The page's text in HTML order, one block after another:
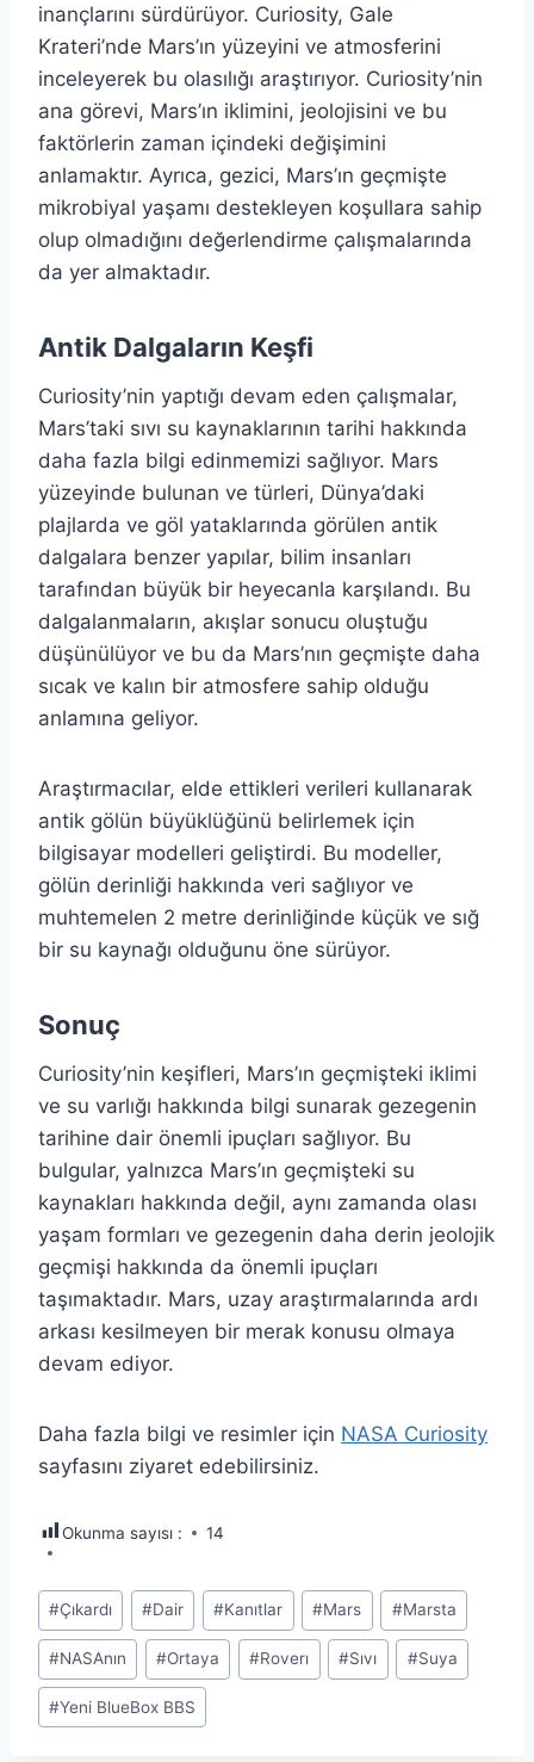
inançlarını sürdürüyor. Curiosity, Gale
Krateri’nde Mars’ın yüzeyini ve atmosferini
inceleyerek bu olasılığı araştırıyor. Curiosity’nin
ana görevi, Mars’ın iklimini, jeolojisini ve bu
faktörlerin zaman içindeki değişimini
anlamaktır. Ayrıca, gezici, Mars’ın geçmişte
mikrobiyal yaşamı destekleyen koşullara sahip
olup olmadığını değerlendirme çalışmalarında
da yer almaktadır.
Antik Dalgaların Keşfi
Curiosity’nin yaptığı devam eden çalışmalar,
Mars’taki sıvı su kaynaklarının tarihi hakkında
daha fazla bilgi edinmemizi sağlıyor. Mars
yüzeyinde bulunan ve türleri, Dünya’daki
plajlarda ve göl yataklarında görülen antik
dalgalara benzer yapılar, bilim insanları
tarafından büyük bir heyecanla karşılandı. Bu
dalgalanmaların, akışlar sonucu oluştuğu
düşünülüyor ve bu da Mars’nın geçmişte daha
sıcak ve kalın bir atmosfere sahip olduğu
anlamına geliyor.
Araştırmacılar, elde ettikleri verileri kullanarak
antik gölün büyüklüğünü belirlemek için
bilgisayar modelleri geliştirdi. Bu modeller,
gölün derinliği hakkında veri sağlıyor ve
muhtemelen 2 metre derinliğinde küçük ve sığ
bir su kaynağı olduğunu öne sürüyor.
Sonuç
Curiosity’nin keşifleri, Mars’ın geçmişteki iklimi
ve su varlığı hakkında bilgi sunarak gezegenin
tarihine dair önemli ipuçları sağlıyor. Bu
bulgular, yalnızca Mars’ın geçmişteki su
kaynakları hakkında değil, aynı zamanda olası
yaşam formları ve gezegenin daha derin jeolojik
geçmişi hakkında da önemli ipuçları
taşımaktadır. Mars, uzay araştırmalarında ardı
arkası kesilmeyen bir merak konusu olmaya
devam ediyor.
Daha fazla bilgi ve resimler için NASA Curiosity
sayfasını ziyaret edebilirsiniz.
Okunma sayısı : 14
Post
Tags:
#Çıkardı #Dair #Kanıtlar #Mars #Marsta
#NASAnın #Ortaya #Roverı #Sıvı #Suya
#Yeni BlueBox BBS